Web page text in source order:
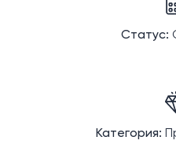
Статус:
Категория: